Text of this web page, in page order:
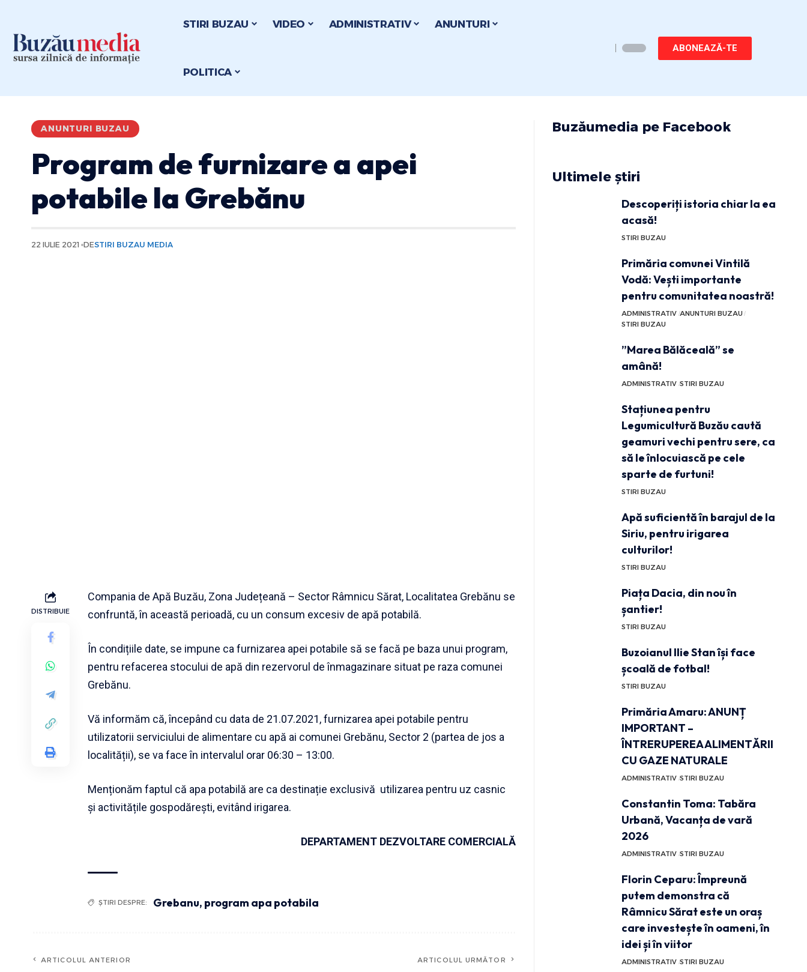
STIRI BUZAU VIDEO ADMINISTRATIV ANUNTURI
POLITICA
ABONEAZĂ-TE
ANUNTURI BUZAU
Program de furnizare a apei
potabile la Grebănu
22 IULIE 2021 DESTIRI BUZAU MEDIA
DISTRIBUIE
Compania de Apă Buzău, Zona Județeană – Sector Râmnicu Sărat, Localitatea Grebănu se
confruntă, în această perioadă, cu un consum excesiv de apă potabilă.
În condițiile date, se impune ca furnizarea apei potabile să se facă pe baza unui program,
pentru refacerea stocului de apă din rezervorul de înmagazinare situat pe raza comunei
Grebănu.
Vă informăm că, începând cu data de 21.07.2021, furnizarea apei potabile pentru
utilizatorii serviciului de alimentare cu apă ai comunei Grebănu, Sector 2 (partea de jos a
localității), se va face în intervalul orar 06:30 – 13:00.
Menționăm faptul că apa potabilă are ca destinație exclusivă utilizarea pentru uz casnic
și activitățile gospodărești, evitând irigarea.
DEPARTAMENT DEZVOLTARE COMERCIALĂ
ȘTIRI DESPRE: Grebanu, program apa potabila
ARTICOLUL ANTERIOR ARTICOLUL URMĂTOR
Buzăumedia pe Facebook
Ultimele știri
Descoperiți istoria chiar la ea
acasă!
STIRI BUZAU
Primăria comunei Vintilă
Vodă: Vești importante
pentru comunitatea noastră!
ADMINISTRATIV ANUNTURI BUZAU
STIRI BUZAU
”Marea Bălăceală” se
amână!
ADMINISTRATIV STIRI BUZAU
Stațiunea pentru
Legumicultură Buzău caută
geamuri vechi pentru sere, ca
să le înlocuiască pe cele
sparte de furtuni!
STIRI BUZAU
Apă suficientă în barajul de la
Siriu, pentru irigarea
culturilor!
STIRI BUZAU
Piața Dacia, din nou în
șantier!
STIRI BUZAU
Buzoianul Ilie Stan își face
școală de fotbal!
STIRI BUZAU
Primăria Amaru: ANUNȚ
IMPORTANT –
ÎNTRERUPEREA ALIMENTĂRII
CU GAZE NATURALE
ADMINISTRATIV STIRI BUZAU
Constantin Toma: Tabăra
Urbană, Vacanța de vară
2026
ADMINISTRATIV STIRI BUZAU
Florin Ceparu: Împreună
putem demonstra că
Râmnicu Sărat este un oraș
care investește în oameni, în
idei și în viitor
ADMINISTRATIV STIRI BUZAU